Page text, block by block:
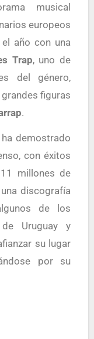
musical
europeos
año con una
Trap, uno de
del género,
figuras
.
demostrado
con éxitos
millones de
discografía
de los
Uruguay y
su lugar
por su